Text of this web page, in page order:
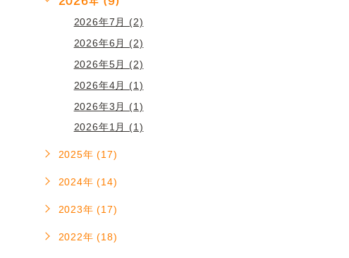
2026年7月 (2)
2026年6月 (2)
2026年5月 (2)
2026年4月 (1)
2026年3月 (1)
2026年1月 (1)
2025年 (17)
2024年 (14)
2023年 (17)
2022年 (18)